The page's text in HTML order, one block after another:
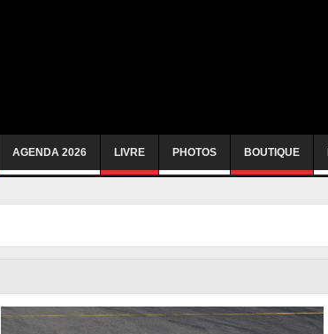
AGENDA 2026 LIVRE PHOTOS BOUTIQUE